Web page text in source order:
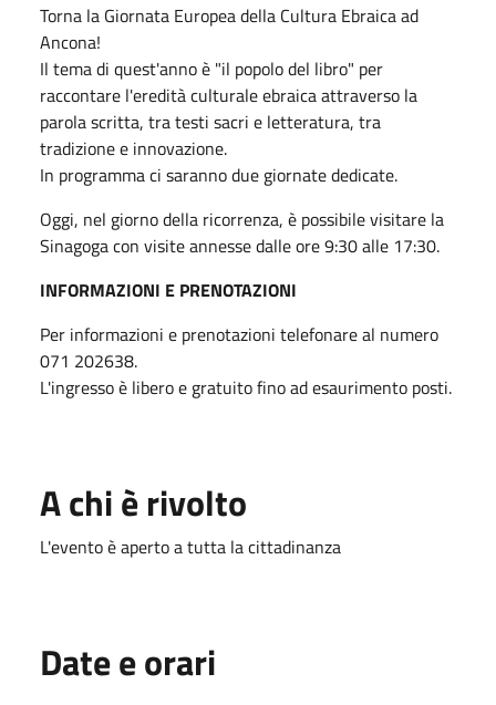
Torna la Giornata Europea della Cultura Ebraica ad
Ancona!
Il tema di quest'anno è "il popolo del libro" per
raccontare l'eredità culturale ebraica attraverso la
parola scritta, tra testi sacri e letteratura, tra
tradizione e innovazione.
In programma ci saranno due giornate dedicate.
Oggi, nel giorno della ricorrenza, è possibile visitare la
Sinagoga con visite annesse dalle ore 9:30 alle 17:30.
INFORMAZIONI E PRENOTAZIONI
Per informazioni e prenotazioni telefonare al numero
071 202638.
L'ingresso è libero e gratuito fino ad esaurimento posti.
A chi è rivolto
L'evento è aperto a tutta la cittadinanza
Date e orari